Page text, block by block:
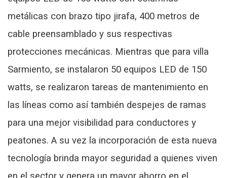
metálicas con brazo tipo jirafa, 400 metros de
cable preensamblado y sus respectivas
protecciones mecánicas. Mientras que para villa
Sarmiento, se instalaron 50 equipos LED de 150
watts, se realizaron tareas de mantenimiento en
las líneas como así también despejes de ramas
para una mejor visibilidad para conductores y
peatones. A su vez la incorporación de esta nueva
tecnología brinda mayor seguridad a quienes viven